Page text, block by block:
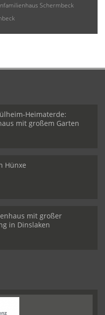
Schermbeck
Heimaterde:
mit großem Garten
Hünxe
mit großer
in Dinslaken